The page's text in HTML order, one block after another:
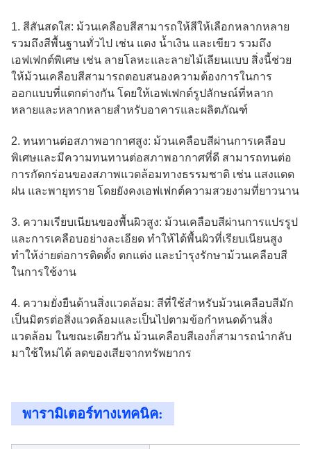
1. สีสันสดใส: ม้วนเคลือบสีสามารถให้สีให้เลือกหลากหลาย
รวมถึงสีพื้นฐานทั่วไป เช่น แดง น้ำเงิน และเขียว รวมถึง
เอฟเฟกต์พิเศษ เช่น ลายโลหะและลายไม้เลียนแบบ สิ่งนี้ช่วย
ให้ม้วนเคลือบสีสามารถตอบสนองความต้องการในการ
ออกแบบที่แตกต่างกัน โดยให้เอฟเฟกต์รูปลักษณ์ที่หลาก
หลายและหลากหลายสำหรับอาคารและผลิตภัณฑ์
2. ทนทานต่อสภาพอากาศสูง: ม้วนเคลือบสีผ่านการเคลือบ
พิเศษและมีความทนทานต่อสภาพอากาศที่ดี สามารถทนต่อ
การกัดกร่อนของสภาพแวดล้อมทางธรรมชาติ เช่น แสงแดด
ฝน และพายุทราย โดยยังคงเอฟเฟกต์ความสวยงามที่ยาวนาน
3. ความเรียบเนียนของพื้นผิวสูง: ม้วนเคลือบสีผ่านการแปรรูป
และการเคลือบอย่างละเอียด ทำให้ได้พื้นผิวที่เรียบเนียนสูง
ทำให้ง่ายต่อการติดตั้ง ตกแต่ง และบำรุงรักษาม้วนเคลือบสี
ในการใช้งาน
4. ความยั่งยืนด้านสิ่งแวดล้อม: สีที่ใช้สำหรับม้วนเคลือบสีมัก
เป็นมิตรต่อสิ่งแวดล้อมและเป็นไปตามข้อกำหนดด้านสิ่ง
แวดล้อม ในขณะเดียวกัน ม้วนเคลือบสีเองก็สามารถนำกลับ
มาใช้ใหม่ได้ ลดของเสียจากทรัพยากร
พารามิเตอร์ทางเทคนิค: